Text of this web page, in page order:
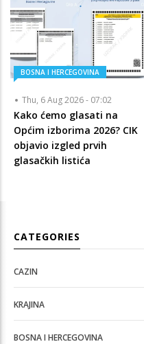
BOSNA I HERCEGOVINA
Thu, 6 Aug 2026 - 07:02
Kako ćemo glasati na
Općim izborima 2026? CIK
objavio izgled prvih
glasačkih listića
CATEGORIES
CAZIN
KRAJINA
BOSNA I HERCEGOVINA